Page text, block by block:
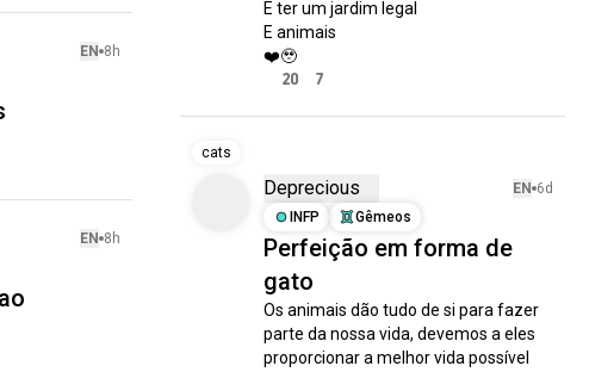
EN 8h
EN 8h
E ter um jardim legal
E animais
❤️🥹
20 7
cats
Deprecious EN 6d
INFP
Gêmeos
Perfeição em forma de
gato
Os animais dão tudo de si para fazer
parte da nossa vida, devemos a eles
proporcionar a melhor vida possível